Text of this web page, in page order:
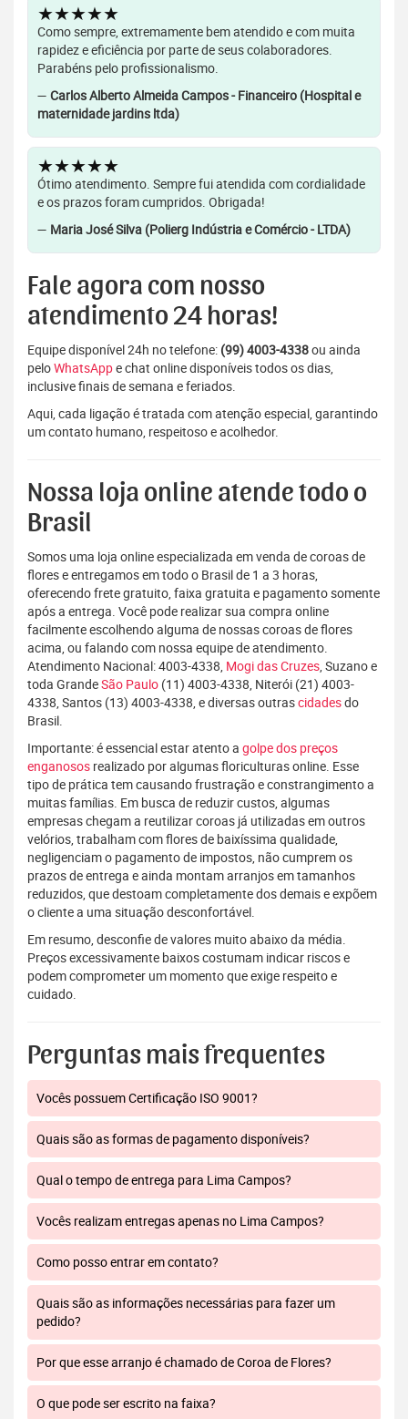
★★★★★
Como sempre, extremamente bem atendido e com muita
rapidez e eficiência por parte de seus colaboradores.
Parabéns pelo profissionalismo.
— Carlos Alberto Almeida Campos - Financeiro (Hospital e
maternidade jardins ltda)
★★★★★
Ótimo atendimento. Sempre fui atendida com cordialidade
e os prazos foram cumpridos. Obrigada!
— Maria José Silva (Polierg Indústria e Comércio - LTDA)
Fale agora com nosso
atendimento 24 horas!
Equipe disponível 24h no telefone: (99) 4003-4338ou ainda
peloWhatsAppe chat online disponíveis todos os dias,
inclusive finais de semana e feriados.
Aqui, cada ligação é tratada com atenção especial, garantindo
um contato humano, respeitoso e acolhedor.
Nossa loja online atende todo o
Brasil
Somos uma loja online especializada em venda de coroas de
flores e entregamos em todo o Brasil de 1 a 3 horas,
oferecendo frete gratuito, faixa gratuita e pagamento somente
após a entrega. Você pode realizar sua compra online
facilmente escolhendo alguma de nossas coroas de flores
acima, ou falando com nossa equipe de atendimento.
Atendimento Nacional: 4003-4338, Mogi das Cruzes, Suzano e
toda GrandeSão Paulo (11) 4003-4338, Niterói (21) 4003-
4338, Santos (13) 4003-4338, e diversas outrascidadesdo
Brasil.
Importante: é essencial estar atento a golpe dos preços
enganosos realizado por algumas floriculturas online. Esse
tipo de prática tem causando frustração e constrangimento a
muitas famílias. Em busca de reduzir custos, algumas
empresas chegam a reutilizar coroas já utilizadas em outros
velórios, trabalham com flores de baixíssima qualidade,
negligenciam o pagamento de impostos, não cumprem os
prazos de entrega e ainda montam arranjos em tamanhos
reduzidos, que destoam completamente dos demais e expõem
o cliente a uma situação desconfortável.
Em resumo, desconfie de valores muito abaixo da média.
Preços excessivamente baixos costumam indicar riscos e
podem comprometer um momento que exige respeito e
cuidado.
Perguntas mais frequentes
Vocês possuem Certificação ISO 9001?
Quais são as formas de pagamento disponíveis?
Qual o tempo de entrega para Lima Campos?
Vocês realizam entregas apenas no Lima Campos?
Como posso entrar em contato?
Quais são as informações necessárias para fazer um
pedido?
Por que esse arranjo é chamado de Coroa de Flores?
O que pode ser escrito na faixa?